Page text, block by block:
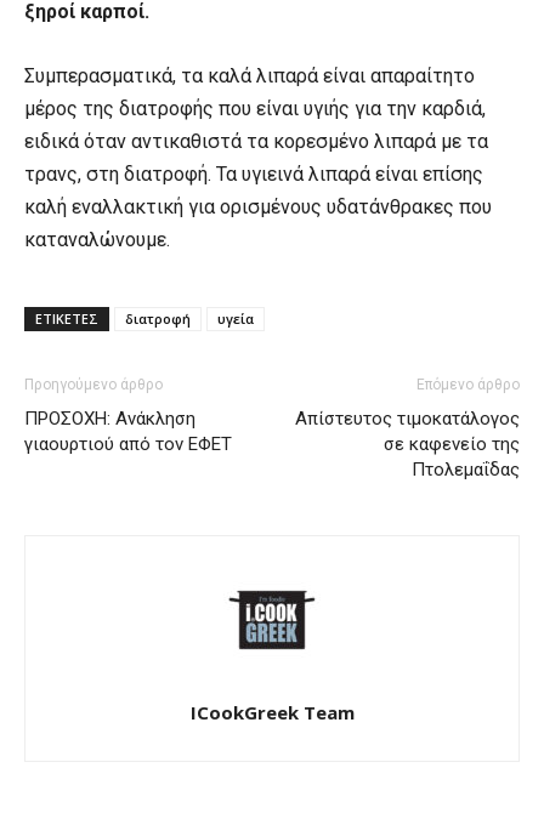
ξηροί καρποί.
Συμπερασματικά, τα καλά λιπαρά είναι απαραίτητο
μέρος της διατροφής που είναι υγιής για την καρδιά,
ειδικά όταν αντικαθιστά τα κορεσμένο λιπαρά με τα
τρανς, στη διατροφή. Τα υγιεινά λιπαρά είναι επίσης
καλή εναλλακτική για ορισμένους υδατάνθρακες που
καταναλώνουμε.
ΕΤΙΚΕΤΕΣ διατροφή υγεία
Προηγούμενο άρθρο
ΠΡΟΣΟΧΗ: Ανάκληση
γιαουρτιού από τον ΕΦΕΤ
Επόμενο άρθρο
Απίστευτος τιμοκατάλογος
σε καφενείο της
Πτολεμαΐδας
ICookGreek Team